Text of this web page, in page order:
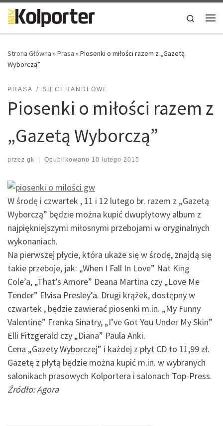
Skip to content
Search
Strona Główna »Prasa »Piosenki o miłości razem z „Gazetą
Wyborczą”
PRASA SIECI HANDLOWE
Piosenki o miłości razem z
„Gazetą Wyborczą”
przez gk | Opublikowano 10 lutego 2015
W środę i czwartek , 11 i 12 lutego br. razem z „Gazetą
Wyborczą” będzie można kupić dwupłytowy album z
najpiękniejszymi miłosnymi przebojami w oryginalnych
wykonaniach.
Na pierwszej płycie, która ukaże się w środę, znajdą się
takie przeboje, jak: „When I Fall In Love” Nat King
Cole’a, „That’s Amore” Deana Martina czy „Love Me
Tender” Elvisa Presley’a. Drugi krążek, dostępny w
czwartek , będzie zawierać piosenki m.in. „My Funny
Valentine” Franka Sinatry, „I’ve Got You Under My Skin”
Elli Fitzgerald czy „Diana” Paula Anki.
Cena „Gazety Wyborczej” i każdej z płyt CD to 11,99 zł.
Gazetę z płytą będzie można kupić m.in. w wybranych
salonikach prasowych Kolportera i salonach Top-Press.
Źródło: Agora